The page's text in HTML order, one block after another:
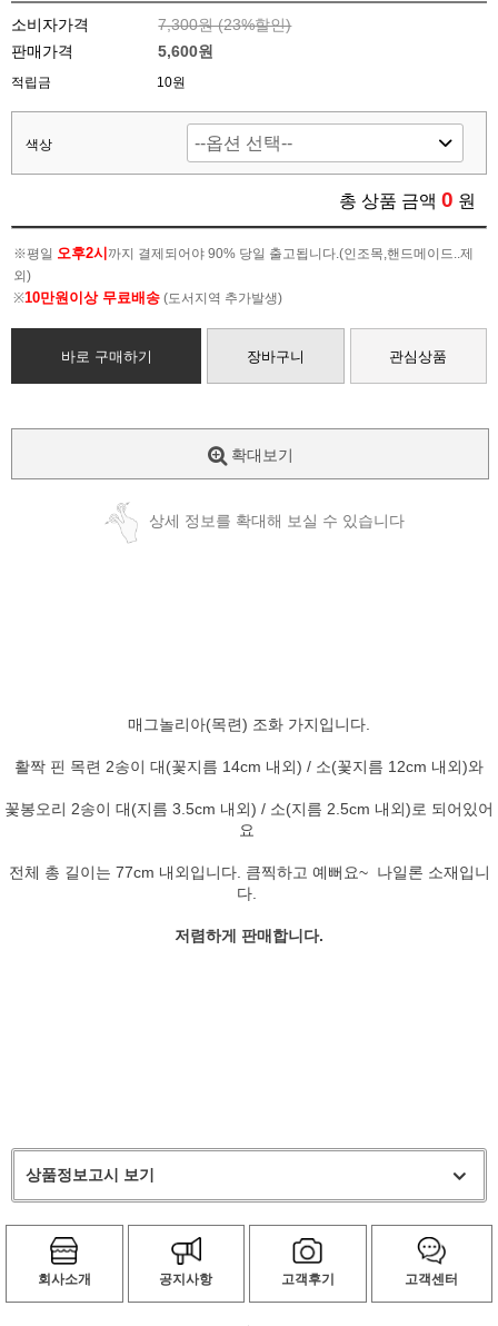
소비자가격 7,300원 (23%할인)
판매가격
5,600원
적립금 10원
색상
총 상품 금액 0 원
※평일 오후2시 까지 결제되어야 90% 당일 출고됩니다.(인조목,핸드메이드..제
외)
※10만원이상 무료배송 (도서지역 추가발생)
바로 구매하기 장바구니 관심상품
확대보기
상세 정보를 확대해 보실 수 있습니다
매그놀리아(목련) 조화 가지입니다.
활짝 핀 목련 2송이 대(꽃지름 14cm 내외) / 소(꽃지름 12cm 내외)와
꽃봉오리 2송이 대(지름 3.5cm 내외) / 소(지름 2.5cm 내외)로 되어있어
요
전체 총 길이는 77cm 내외입니다. 큼찍하고 예뻐요~ 나일론 소재입니
다.
저렴하게 판매합니다.
상품정보고시 보기
회사소개 공지사항 고객후기 고객센터